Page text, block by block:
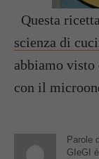
Questa
scienza di
abbiamo visto
con il
Parole
GIeGI